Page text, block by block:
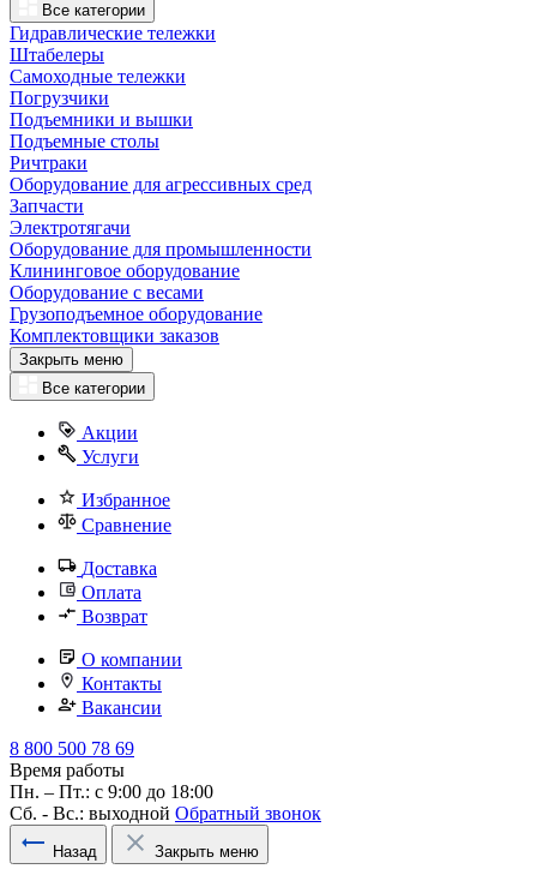
Все категории
Гидравлические тележки
Штабелеры
Самоходные тележки
Погрузчики
Подъемники и вышки
Подъемные столы
Ричтраки
Оборудование для агрессивных сред
Запчасти
Электротягачи
Оборудование для промышленности
Клининговое оборудование
Оборудование с весами
Грузоподъемное оборудование
Комплектовщики заказов
Закрыть меню
Все категории
Акции
Услуги
Избранное
Сравнение
Доставка
Оплата
Возврат
О компании
Контакты
Вакансии
8 800 500 78 69
Время работы
Пн. – Пт.: с 9:00 до 18:00
Сб. - Вс.: выходной Обратный звонок
Назад Закрыть меню